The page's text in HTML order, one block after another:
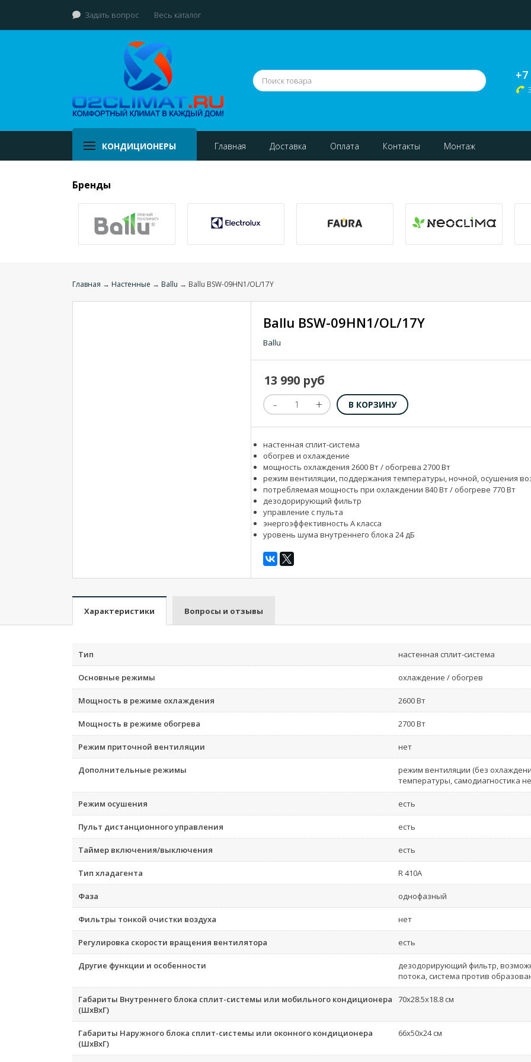
Задать вопрос Весь каталог
+7
КОНДИЦИОНЕРЫ Главная Доставка Оплата Контакты Монтаж
Бренды
Главная → Настенные → Ballu → Ballu BSW-09HN1/OL/17Y
Ballu BSW-09HN1/OL/17Y
Ballu
13 990 руб
настенная сплит-система
обогрев и охлаждение
мощность охлаждения 2600 Вт / обогрева 2700 Вт
режим вентиляции, поддержания температуры, ночной, осушения
потребляемая мощность при охлаждении 840 Вт / обогреве 770 Вт
дезодорирующий фильтр
управление с пульта
энергоэффективность A класса
уровень шума внутреннего блока 24 дБ
Характеристики Вопросы и отзывы
Тип настенная сплит-система
Основные режимы охлаждение / обогрев
Мощность в режиме охлаждения 2600 Вт
Мощность в режиме обогрева 2700 Вт
Режим приточной вентиляции нет
Дополнительные режимы
режим вентиляции (без
температуры, самодиагностика
Режим осушения есть
Пульт дистанционного управления есть
Таймер включения/выключения есть
Тип хладагента R 410A
Фаза однофазный
Фильтры тонкой очистки воздуха нет
Регулировка скорости вращения вентилятора есть
Другие функции и особенности
дезодорирующий фильтр,
потока, система против
Габариты Внутреннего блока сплит-системы или мобильного кондиционера
(ШxВxГ)
70x28.5x18.8 см
Габариты Наружного блока сплит-системы или оконного кондиционера
(ШxВxГ)
66x50x24 см